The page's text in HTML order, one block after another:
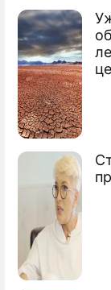
По теме
ГАЗ
ГАЗ
двигатели